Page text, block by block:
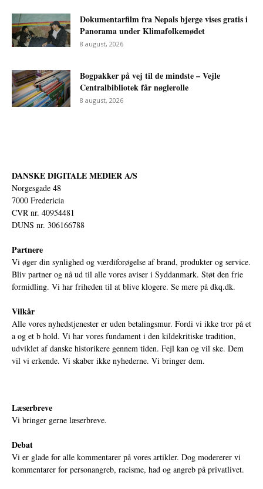
Dokumentarfilm fra Nepals bjerge vises gratis i
Panorama under Klimafolkemødet
8 august, 2026
Bogpakker på vej til de mindste – Vejle
Centralbibliotek får nøglerolle
8 august, 2026
DANSKE DIGITALE MEDIER A/S
Norgesgade 48
7000 Fredericia
CVR nr. 40954481
DUNS nr. 306166788
Partnere
Vi øger din synlighed og værdiforøgelse af brand, produkter og service.
Bliv partner og nå ud til alle vores aviser i Syddanmark. Støt den frie
formidling. Vi har friheden til at blive klogere. Se mere på dkq.dk.
Vilkår
Alle vores nyhedstjenester er uden betalingsmur. Fordi vi ikke tror på et
a og et b hold. Vi har vores fundament i den kildekritiske tradition,
udviklet af danske historikere gennem tiden. Fejl kan og vil ske. Dem
vil vi erkende. Vi skaber ikke nyhederne. Vi bringer dem.
Læserbreve
Vi bringer gerne læserbreve.
Debat
Vi er glade for alle kommentarer på vores artikler. Dog modererer vi
kommentarer for personangreb, racisme, had og angreb på privatlivet.